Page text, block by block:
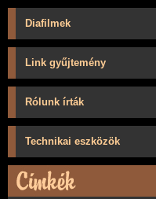
Diafilmek
Link gyűjtemény
Rólunk írták
Technikai eszközök